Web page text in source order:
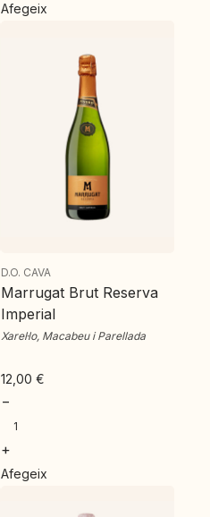
Afegeix
D.O. CAVA
Marrugat Brut Reserva
Imperial
Xarel·lo, Macabeu i Parellada
12,00 €
−
+
Afegeix